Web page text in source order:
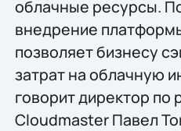
облачные ресурсы.
внедрение
позволяет бизнесу
затрат на облачную
говорит директор по
Cloudmaster Павел